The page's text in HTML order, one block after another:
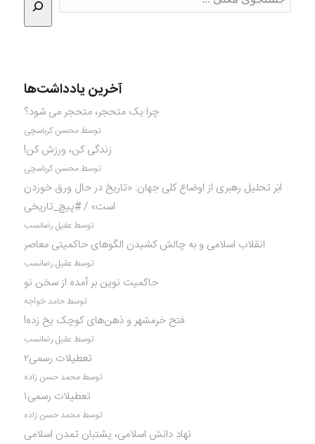
آخرین یادداشت‌ها
چرا یک متحجر، متحجر می شود؟
توسط محسن کرباسچی
زندگی کن، ورزش کن!
توسط محسن کرباسچی
ابَر تحلیل رهبری از اوضاع کلی جهان: «تاریخ در حال ورق خوردن
است» / #پیچ_تاریخی
توسط عقیل رضانسب
انقلاب اسلامی و به چالش کشیدن الگوهای حاکمیتی معاصر
توسط عقیل رضانسب
حاکمیت نوین بر آمده از سخن نو
توسط حامد خواجه
فتح خرمشهر و ذهن‌های کوچک یخ زده!
توسط عقیل رضانسب
تعطیلات رسمی۲
توسط محمد حسن زاده
تعطیلات رسمی۱
توسط محمد حسن زاده
نهاد دانش اسلامی، پشتبان تمدن اسلامی